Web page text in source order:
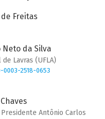
Freitas
da Silva
Lavras (UFLA)
2518-0653
Antônio Carlos